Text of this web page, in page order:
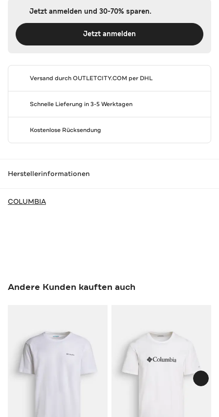
Jetzt anmelden und 30-70% sparen.
Jetzt anmelden
Versand durchOUTLETCITY.COM per DHL
Schnelle Lieferung in 3-5 Werktagen
Kostenlose Rücksendung
Herstellerinformationen
COLUMBIA
Andere Kunden kauften auch